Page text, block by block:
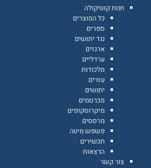
חנות קוטיקולה
כל המוצרים
ספרים
נגד יתושים
ארגזים
ערדליים
מלכודות
עזרים
יתושים
מכרסמים
מיקרוסקופים
מרססים
פשפש מיטה
תכשירים
הרצאות
צור קשר